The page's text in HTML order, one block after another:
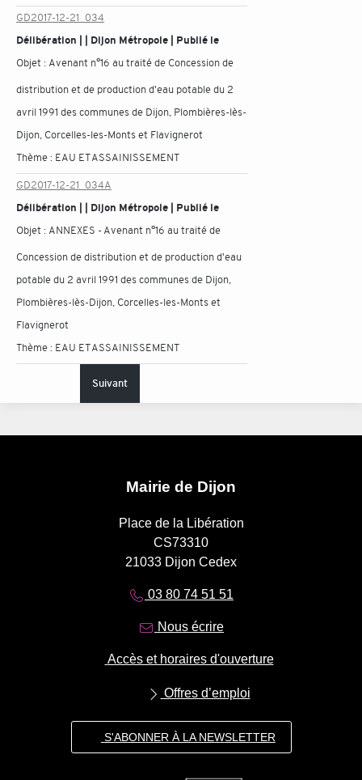
GD2017-12-21_034
Délibération | | Dijon Métropole | Publié le
Objet : Avenant n°16 au traité de Concession de
distribution et de production d'eau potable du 2
avril 1991 des communes de Dijon, Plombières-lès-
Dijon, Corcelles-les-Monts et Flavignerot
Thème : EAU ET ASSAINISSEMENT
GD2017-12-21_034A
Délibération | | Dijon Métropole | Publié le
Objet : ANNEXES - Avenant n°16 au traité de
Concession de distribution et de production d'eau
potable du 2 avril 1991 des communes de Dijon,
Plombières-lès-Dijon, Corcelles-les-Monts et
Flavignerot
Thème : EAU ET ASSAINISSEMENT
Suivant
Mairie de Dijon
Place de la Libération
CS73310
21033 Dijon Cedex
03 80 74 51 51
Nous écrire
Accès et horaires d'ouverture
Offres d’emploi
S'ABONNER À LA NEWSLETTER